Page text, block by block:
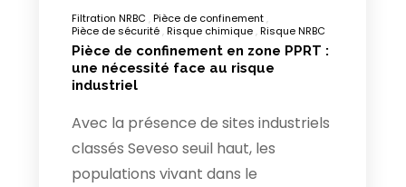
Filtration NRBC Pièce de confinement
Pièce de sécurité Risque chimique Risque NRBC
Pièce de confinement en zone PPRT :
une nécessité face au risque
industriel
Avec la présence de sites industriels
classés Seveso seuil haut, les
populations vivant dans le